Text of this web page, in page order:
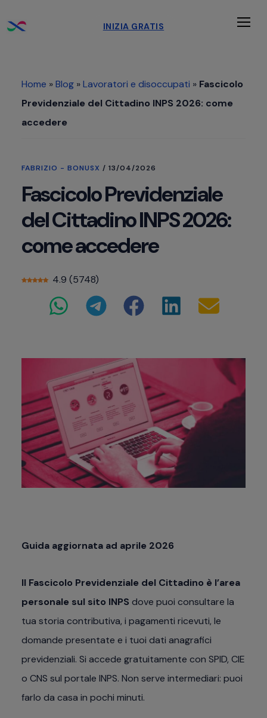
alla
primaria
pagina
INIZIA GRATIS
Home »Blog»Lavoratori e disoccupati » Fascicolo
Previdenziale del Cittadino INPS 2026: come
accedere
FABRIZIO - BONUSX / 13/04/2026
Fascicolo Previdenziale
del Cittadino INPS 2026:
come accedere
4.9 (5748)
Guida aggiornata ad aprile 2026
Il Fascicolo Previdenziale del Cittadino è l’area
personale sul sito INPS dove puoi consultare la
tua storia contributiva, i pagamenti ricevuti, le
domande presentate e i tuoi dati anagrafici
previdenziali. Si accede gratuitamente con SPID, CIE
o CNS sul portale INPS. Non serve intermediari: puoi
farlo da casa in pochi minuti.